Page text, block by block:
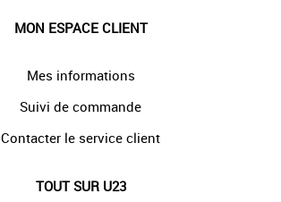
MON ESPACE CLIENT
Mes informations
Suivi de commande
Contacter le service client
TOUT SUR U23